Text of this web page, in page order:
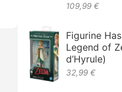
109,99 €
Figurine
Legend of
d’Hyrule)
32,99 €